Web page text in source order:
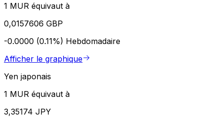
1 MUR équivaut à
0,0157606 GBP
-0.0000 (0.11%) Hebdomadaire
Afficher le graphique
Yen japonais
1 MUR équivaut à
3,35174 JPY